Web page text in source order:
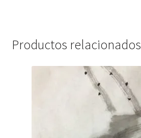
Productos relacionados